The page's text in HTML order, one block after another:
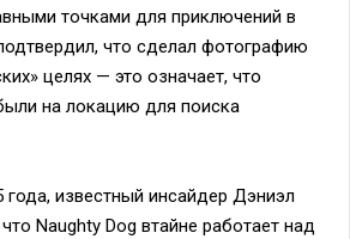
точками для приключений в
что сделал фотографию
целях — это означает, что
на локацию для поиска
года, известный инсайдер Дэниэл
Naughty Dog втайне работает над